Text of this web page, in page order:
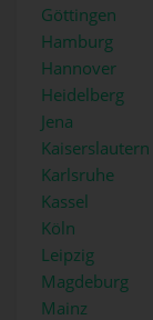
Göttingen
Hamburg
Hannover
Heidelberg
Jena
Kaiserslautern
Karlsruhe
Kassel
Köln
Leipzig
Magdeburg
Mainz